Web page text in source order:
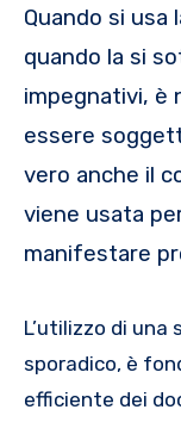
Quando si usa la stampante, e soprattutto
quando la si
impegnativi, è
essere
vero anche il
viene usata
manifestare
L’utilizzo di
sporadico, è
efficiente dei